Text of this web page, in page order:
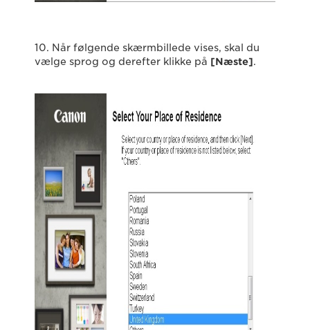
10. Når følgende skærmbillede vises, skal du
vælge sprog og derefter klikke på [Næste].